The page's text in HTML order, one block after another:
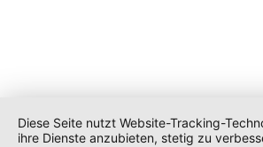
Diese Seite nutzt Website-Tracking-
ihre Dienste anzubieten, stetig zu